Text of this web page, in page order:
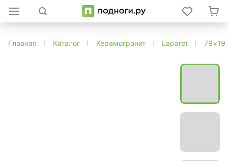
Главная Каталог Керамогранит Laparet 79×19